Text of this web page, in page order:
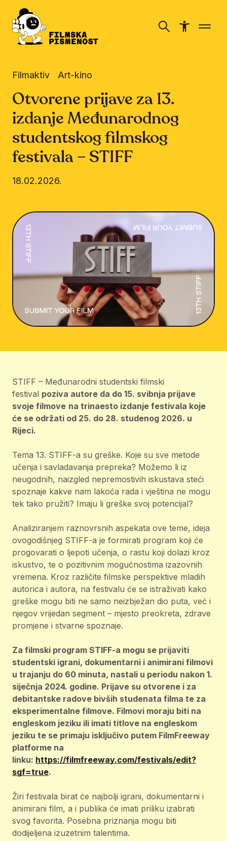
Filmaktiv Art-kino
Otvorene prijave za 13.
izdanje Međunarodnog
studentskog filmskog
festivala – STIFF
18.02.2026.
STIFF – Međunarodni studentski filmski
festival poziva autore da do 15. svibnja prijave
svoje filmove na trinaesto izdanje festivala koje
će se održati od 25. do 28. studenog 2026. u
Rijeci.
Tema 13. STIFF-a su greške. Koje su sve metode
učenja i savladavanja prepreka? Možemo li iz
neugodnih, naizgled nepremostivih iskustava steći
spoznaje kakve nam lakoća rada i vještina ne mogu
tek tako pružiti? Imaju li greške svoj potencijal?
Analiziranjem raznovrsnih aspekata ove teme, ideja
ovogodišnjeg STIFF-a je formirati program koji će
progovarati o ljepoti učenja, o rastu koji dolazi kroz
iskustvo, te o pozitivnim mogućnostima izazovnih
vremena. Kroz različite filmske perspektive mladih
autorica i autora, na festivalu će se istraživati kako
greške mogu biti ne samo neizbježan dio puta, već i
njegov vrijedan segment – mjesto preokreta, zdrave
promjene i stvarne spoznaje.
Za filmski program STIFF-a mogu se prijaviti
studentski igrani, dokumentarni i animirani filmovi
u trajanju do 60 minuta, nastali u periodu nakon 1.
siječnja 2024. godine. Prijave su otvorene i za
debitantske radove bivših studenata filma te za
eksperimentalne filmove. Filmovi moraju biti na
engleskom jeziku ili imati titlove na engleskom
jeziku te se primaju isključivo putem FilmFreeway
platforme na
linku: https://filmfreeway.com/festivals/edit?
sgf=true.
Žiri festivala birat će najbolji igrani, dokumentarni i
animirani film, a i publika će imati priliku izabrati
svog favorita. Posebna priznanja mogu biti
dodijeljena izuzetnim talentima.